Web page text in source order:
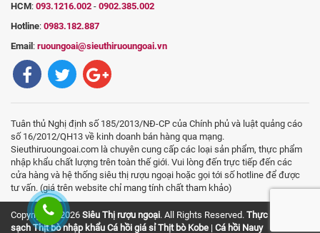
HCM: 093.1216.002 - 0902.385.002
Hotline: 0983.182.887
Email : ruoungoai@sieuthiruoungoai.vn
Tuân thủ Nghị định số 185/2013/NĐ-CP của Chính phủ và luật quảng cáo
số 16/2012/QH13 về kinh doanh bán hàng qua mạng.
Sieuthiruoungoai.com là chuyên cung cấp các loại sản phẩm, thực phẩm
nhập khẩu chất lượng trên toàn thế giới. Vui lòng đến trực tiếp đến các
cửa hàng và hệ thống siêu thị rượu ngoại hoặc gọi tới số hotline để được
tư vấn. (giá trên website chỉ mang tính chất tham khảo)
Copyright © 2026 Siêu Thị rượu ngoại. All Rights Reserved. Thực phẩm
sạch Thịt bò nhập khẩu Cá hồi giá sỉ Thịt bò Kobe | Cá hồi Nauy